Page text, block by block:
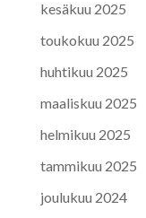
kesäkuu 2025
toukokuu 2025
huhtikuu 2025
maaliskuu 2025
helmikuu 2025
tammikuu 2025
joulukuu 2024